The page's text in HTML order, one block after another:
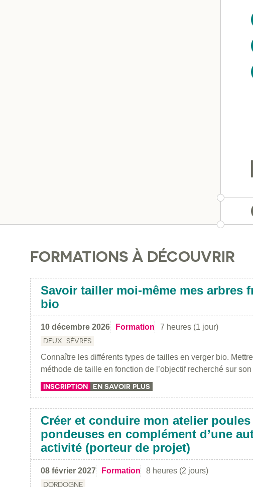
FORMATIONS À DÉCOUVRIR
Savoir tailler moi-même mes arbres
bio
10 décembre 2026 Formation 7 heures (1 jour)
DEUX-SÈVRES
Connaître les différents types de tailles en verger bio.
méthode de taille en fonction de l’objectif recherché sur son
INSCRIPTION EN SAVOIR PLUS
Créer et conduire mon atelier poules
pondeuses en complément d’une
activité (porteur de projet)
08 février 2027 Formation 8 heures (2 jours)
DORDOGNE